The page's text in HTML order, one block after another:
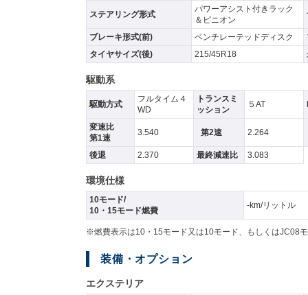
ステアリング形式
パワーアシスト付きラック
＆ピニオン
ブレーキ形式(前) ベンチレーテッドディスク
タイヤサイズ(後)
215/45R18
駆動系
駆動方式
フルタイム４
WD
トランスミ
ッション
５AT
変速比
第1速
3.540 第2速 2.264
後退 2.370 最終減速比 3.083
環境仕様
10モード/
10・15モード燃費
-km/リットル
※燃費表示は10・15モード又は10モード、もしくはJC08
装備・オプション
エクステリア